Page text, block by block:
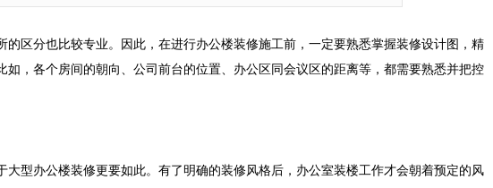
的区分也比较专业。因此，在进行办公楼装修施工前，一定要熟悉掌握装修设计图，精
如，各个房间的朝向、公司前台的位置、办公区同会议区的距离等，都需要熟悉并把控
大型办公楼装修更要如此。有了明确的装修风格后，办公室装楼工作才会朝着预定的风